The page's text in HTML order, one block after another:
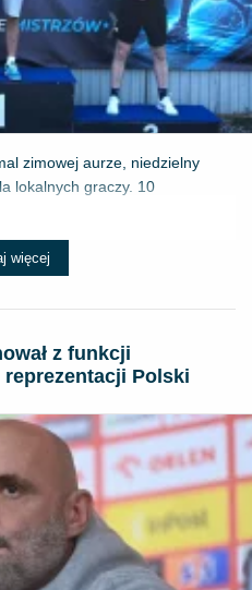
zimowej aurze, niedzielny
lokalnych graczy. 10
więcej
z funkcji
Polski